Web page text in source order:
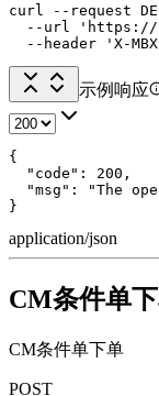
curl --request
--url
--header 'X-
示例响应
{
  "code": 200,
"msg": "The
}
application/json
CM条件单
CM条件单下单
POST